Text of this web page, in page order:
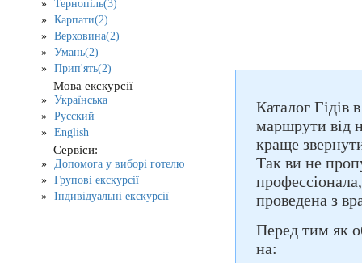
Тернопіль(3)
Карпати(2)
Верховина(2)
Умань(2)
Прип'ять(2)
Мова екскурсії
Українська
Русский
English
Сервіси:
Допомога у виборі готелю
Групові екскурсії
Індивідуальні екскурсії
Каталог Гідів
маршрути від
краще
Так ви не
проведена з
Перед тим як
на: